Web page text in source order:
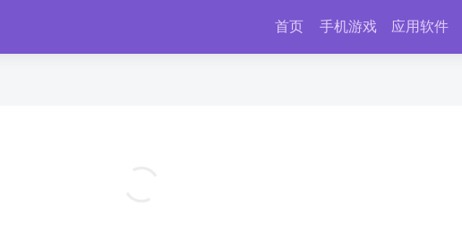
首页 手机游戏 应用软件